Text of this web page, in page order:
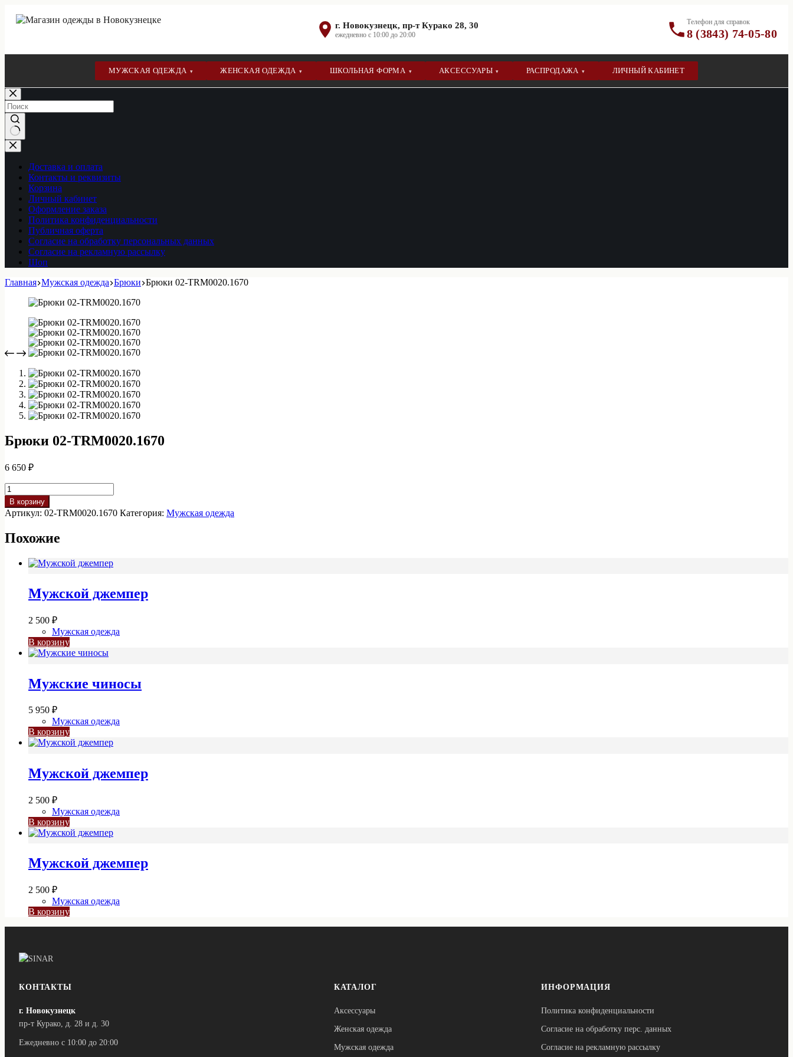
г. Новокузнецк, пр-т Курако 28, 30
ежедневно с 10:00 до 20:00
Телефон для справок
8 (3843) 74-05-80
МУЖСКАЯ ОДЕЖДА ▾ ЖЕНСКАЯ ОДЕЖДА ▾ ШКОЛЬНАЯ ФОРМА ▾ АКСЕССУАРЫ ▾ РАСПРОДАЖА ▾ ЛИЧНЫЙ КАБИНЕТ
Перейти
к
сути
Ничего
не
найденоДоставка и оплата
Контакты и реквизиты
Корзина
Личный кабинет
Оформление заказа
Политика конфиденциальности
Публичная оферта
Согласие на обработку персональных данных
Согласие на рекламную рассылку
Шоп
Главная Мужская одежда Брюки Брюки 02-TRM0020.1670
Брюки 02-TRM0020.1670
6 650 ₽
Количество
товара
Брюки
02-
В корзину
Артикул: 02-TRM0020.1670 Категория: Мужская одежда
Похожие
Мужской джемпер
2 500 ₽
Мужская одежда
В корзину
Мужские чиносы
5 950 ₽
Мужская одежда
В корзину
Мужской джемпер
2 500 ₽
Мужская одежда
В корзину
Мужской джемпер
2 500 ₽
Мужская одежда
В корзину
КОНТАКТЫ
г. Новокузнецк
пр-т Курако, д. 28 и д. 30
Ежедневно с 10:00 до 20:00
КАТАЛОГ
Аксессуары
Женская одежда
Мужская одежда
ИНФОРМАЦИЯ
Политика конфиденциальности
Согласие на обработку перс. данных
Согласие на рекламную рассылку